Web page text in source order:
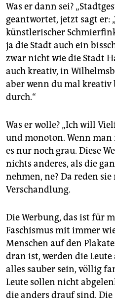
Was er dann sei?
geantwortet, jetzt sagt er:
künstlerischer
ja die Stadt auch ein
zwar nicht wie die Stadt
auch kreativ, in
aber wenn du mal kreativ
durch.“
Was er wolle? „Ich will
und monoton. Wenn
es nur noch grau. Diese
nichts anderes, als die
nehmen, ne? Da reden
Verschandlung.
Die Werbung, das ist für
Faschismus mit immer
Menschen auf den
dran ist, werden die Leute
alles sauber sein, völlig
Leute sollen nicht
die anders drauf sind.